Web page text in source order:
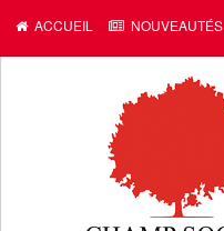
ACCUEIL NOUVEAUTÉS